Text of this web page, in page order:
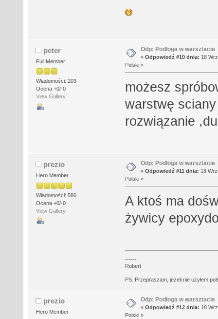
peter
Full Member
Wiadomości: 203
Ocena +0/-0
View Gallery
Odp: Podłoga w warsztacie
« Odpowiedź #10 dnia: 18
Polski »
możesz
warstwę
rozwiązanie
prezio
Hero Member
Wiadomości: 586
Ocena +0/-0
View Gallery
Odp: Podłoga w warsztacie
« Odpowiedź #11 dnia: 18
Polski »
A ktoś ma
żywicy
------
Robert
PS. Przepraszam, jeżeli nie użyłem
prezio
Hero Member
Odp: Podłoga w warsztacie
« Odpowiedź #12 dnia: 18
Polski »